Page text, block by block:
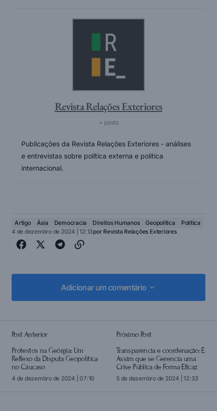
Revista Relações Exteriores
+ posts
Publicações da Revista Relações Exteriores - análises
e entrevistas sobre política externa e política
internacional.
Artigo Ásia Democracia Direitos Humanos Geopolítica
Política
4 de dezembro de 2024 | 12:13por Revista Relações Exteriores
Adicionar um comentário
Adicionar um comentário
Post Anterior
Protestos na Geórgia: Um
Reflexo da Disputa Geopolítica
no Cáucaso
4 de dezembro de 2024 | 07:10
Próximo Post
Transparência e coordenação: É
Assim que se Gerencia uma
Crise Pública de Forma Eficaz
5 de dezembro de 2024 | 12:33